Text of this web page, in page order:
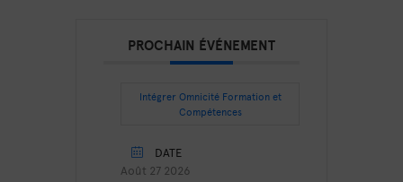
PROCHAIN ÉVÉNEMENT
Intégrer Omnicité Formation et
Compétences
DATE
Août 27 2026